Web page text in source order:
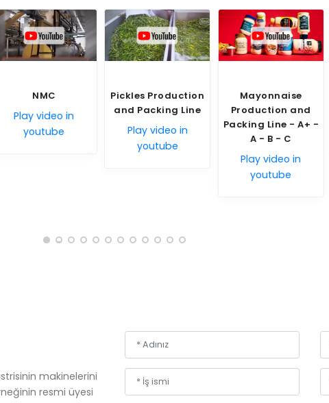
Pickles Production
and Packing Line
Play video in
Mayonnaise
Production and
Packing Line - A+ -
Vagtable line
Play video in
youtube
makinelerini
resmi üyesi